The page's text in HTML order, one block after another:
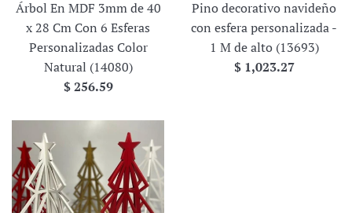
Árbol En MDF 3mm de 40
x 28 Cm Con 6 Esferas
Personalizadas Color
Natural (14080)
Precio
$ 256.59
Pino decorativo navideño
con esfera personalizada -
1 M de alto (13693)
Precio
$ 1,023.27